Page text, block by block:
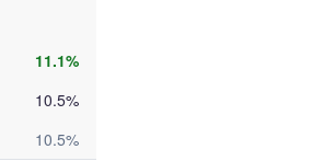
11.1%
10.5%
10.5%